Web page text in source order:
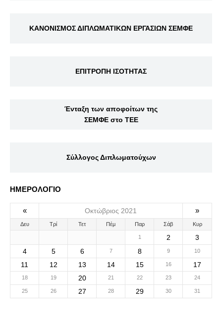
ΚΑΝΟΝΙΣΜΟΣ ΔΙΠΛΩΜΑΤΙΚΩΝ ΕΡΓΑΣΙΩΝ ΣΕΜΦΕ
ΕΠΙΤΡΟΠΗ ΙΣΟΤΗΤΑΣ
Ένταξη των αποφοίτων της
ΣΕΜΦΕ στο ΤΕΕ
Σύλλογος Διπλωματούχων
ΗΜΕΡΟΛΟΓΙΟ
« Οκτώβριος 2021 »
Δευ Τρί Τετ Πέμ Παρ Σάβ Κυρ
1 2
3
4
5 6 7 8 9 10
11 12 13 14 15 16 17
18 19 20 21 22 23 24
25 26 27 28 29 30 31